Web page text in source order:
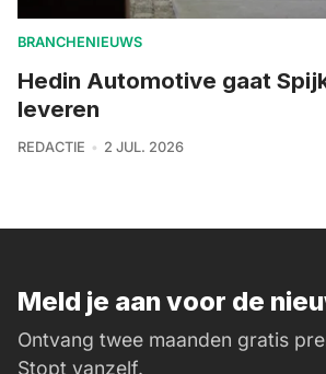
BRANCHENIEUWS
Hedin Automotive gaat
leveren
REDACTIE 2 JUL. 2026
Meld je aan voor de
Ontvang twee maanden gratis
Stopt vanzelf.